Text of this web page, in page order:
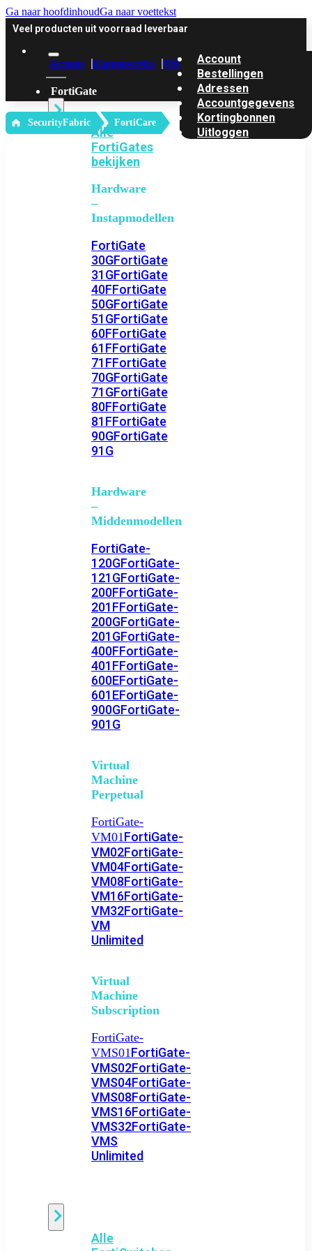
Ga naar hoofdinhoudGa naar voettekst
Veel producten uit voorraad leverbaar
Account Klantenservice Offerte
FortiGate
Alle
FortiGates
bekijken
Hardware
–
Instapmodellen
FortiGate
30GFortiGate
31GFortiGate
40FFortiGate
50GFortiGate
51GFortiGate
60FFortiGate
61FFortiGate
71FFortiGate
70GFortiGate
71GFortiGate
80FFortiGate
81FFortiGate
90GFortiGate
91G
Hardware
–
Middenmodellen
FortiGate-
120GFortiGate-
121GFortiGate-
200FFortiGate-
201FFortiGate-
200GFortiGate-
201GFortiGate-
400FFortiGate-
401FFortiGate-
600EFortiGate-
601EFortiGate-
900GFortiGate-
901G
Virtual
Machine
Perpetual
FortiGate-
VM01FortiGate-
VM02FortiGate-
VM04FortiGate-
VM08FortiGate-
VM16FortiGate-
VM32FortiGate-
VM
Unlimited
Virtual
Machine
Subscription
FortiGate-
VMS01FortiGate-
VMS02FortiGate-
VMS04FortiGate-
VMS08FortiGate-
VMS16FortiGate-
VMS32FortiGate-
VMS
Unlimited
Alle
Account
Bestellingen
Adressen
Accountgegevens
Kortingbonnen
Uitloggen
‎ SecurityFabric FortiCare